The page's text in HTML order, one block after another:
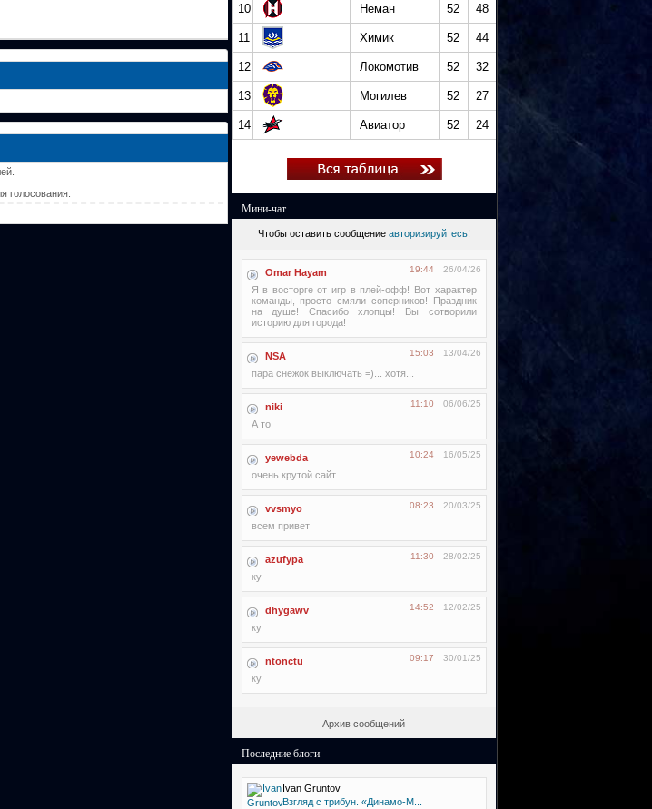
голосования.
10 Неман 52 48
11 Химик 52 44
12 Локомотив 52 32
13 Могилев 52 27
14 Авиатор 52 24
Мини-чат
Чтобы оставить сообщение авторизируйтесь!
Omar Hayam 26/04/26
19:44
Я в восторге от игр в плей-офф! Вот характер
команды, просто смяли соперников! Праздник
на душе! Спасибо хлопцы! Вы сотворили
историю для города!
NSA 13/04/26
15:03
пара снежок выключать =)... хотя...
niki 06/06/25
11:10
А то
yewebda 16/05/25
10:24
очень крутой сайт
vvsmyo 20/03/25
08:23
всем привет
azufypa 28/02/25
11:30
ку
dhygawv 12/02/25
14:52
ку
ntonctu 30/01/25
09:17
ку
Архив сообщений
Последние блоги
Ivan Gruntov
Взгляд с трибун. «Динамо-М...